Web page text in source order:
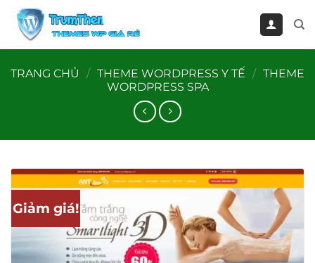
qua
TRANG CHỦ
/ THEME WORDPRESS Y TẾ / THEME
WORDPRESS SPA
Giảm giá!